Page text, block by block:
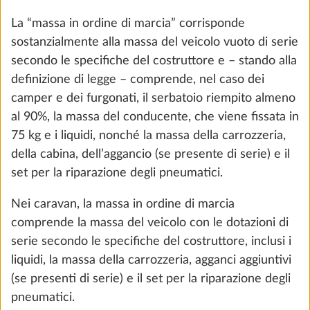
234 €
Aggiungi
numero di posti letto nei caravan è determinante
per il calcolo della cosiddetto massa utile minima
(cfr. cifra 5).
5. Massa utile e massa utile minima
La “massa utile” indica, nel caso dei camper e dei
furgonati, la differenza tra la massa massima
tecnicamente ammissibile a pieno carico e la massa
in ordine di marcia, aumentata della massa dei
La massa utile si calcola, nel caso dei caravan,
togliendo dalla massa massima tecnicamente
ammissibile la massa in ordine di marcia e la massa
della dotazione speciale.